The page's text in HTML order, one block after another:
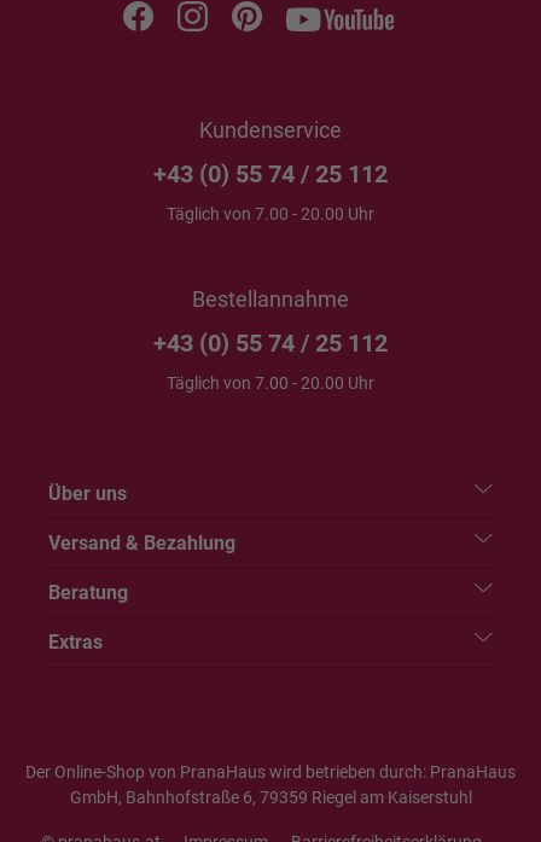
Kundenservice
+43 (0) 55 74 / 25 112
Täglich von 7.00 - 20.00 Uhr
Bestellannahme
+43 (0) 55 74 / 25 112
Täglich von 7.00 - 20.00 Uhr
Über uns
Versand & Bezahlung
Beratung
Extras
Der Online-Shop von PranaHaus wird betrieben durch: PranaHaus
GmbH, Bahnhofstraße 6, 79359 Riegel am Kaiserstuhl